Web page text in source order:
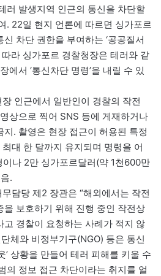
러 발생지역 인근의 통신을 차단할
. 22일 현지 언론에 따르면 싱가포르
차단 권한을 부여하는 ‘공공질서
라 싱가포르 경찰청장은 테러와 같
에서 ‘통신차단 명령’을 내릴 수 있
인근에서 일반인이 경찰의 작전
상으로 찍어 SNS 등에 게재하거나
. 촬영은 현장 접근이 허용된 특정
대 한 달까지 유지되며 명령을 어
나 2만 싱가포르달러(약 1천600만
.
담당 제2 장관은 “해외에서는 작전
을 보호하기 위해 진행 중인 작전상
고 경찰이 요청하는 사례가 적지 않
체와 비정부기구(NGO) 등은 통신
’ 상황을 만들어 테러 피해를 키울 수
의 정보 접근 차단이라는 취지를 얼